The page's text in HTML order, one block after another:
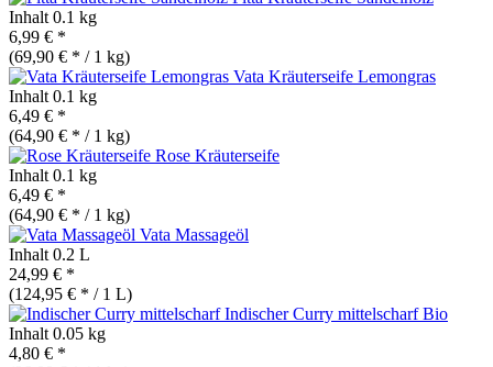
Inhalt 0.1 kg
6,99 € *
(69,90 € * / 1 kg)
Vata Kräuterseife Lemongras
Inhalt 0.1 kg
6,49 € *
(64,90 € * / 1 kg)
Rose Kräuterseife
Inhalt 0.1 kg
6,49 € *
(64,90 € * / 1 kg)
Vata Massageöl
Inhalt 0.2 L
24,99 € *
(124,95 € * / 1 L)
Indischer Curry mittelscharfBio
Inhalt 0.05 kg
4,80 € *